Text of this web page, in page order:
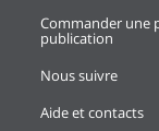
Commander une
publication
Nous suivre
Aide et contacts